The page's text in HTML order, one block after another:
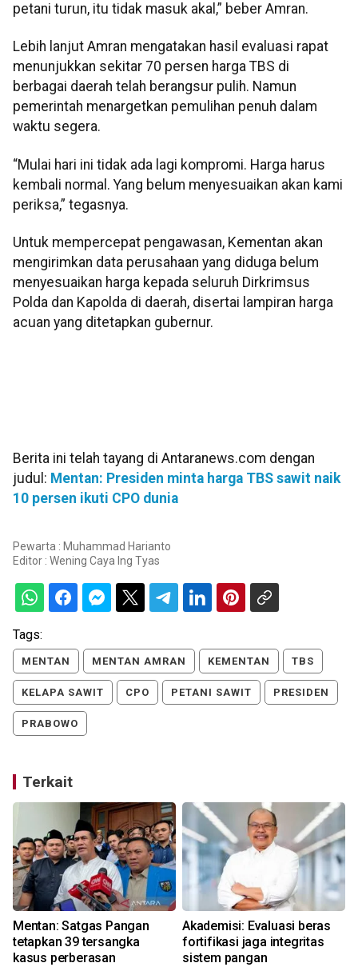
petani turun, itu tidak masuk akal,” beber Amran.
Lebih lanjut Amran mengatakan hasil evaluasi rapat
menunjukkan sekitar 70 persen harga TBS di
berbagai daerah telah berangsur pulih. Namun
pemerintah menargetkan pemulihan penuh dalam
waktu segera.
“Mulai hari ini tidak ada lagi kompromi. Harga harus
kembali normal. Yang belum menyesuaikan akan kami
periksa,” tegasnya.
Untuk mempercepat pengawasan, Kementan akan
mengirimkan data perusahaan yang diduga belum
menyesuaikan harga kepada seluruh Dirkrimsus
Polda dan Kapolda di daerah, disertai lampiran harga
acuan yang ditetapkan gubernur.
Berita ini telah tayang di Antaranews.com dengan
judul: Mentan: Presiden minta harga TBS sawit naik
10 persen ikuti CPO dunia
Pewarta : Muhammad Harianto
Editor : Wening Caya Ing Tyas
Tags:
MENTAN MENTAN AMRAN KEMENTAN TBS
KELAPA SAWIT CPO PETANI SAWIT PRESIDEN
PRABOWO
Terkait
Mentan: Satgas Pangan
tetapkan 39 tersangka
kasus perberasan
Akademisi: Evaluasi beras
fortifikasi jaga integritas
sistem pangan